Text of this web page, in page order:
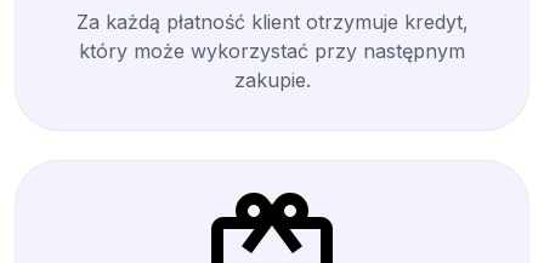
Za każdą płatność klient otrzymuje kredyt,
który może wykorzystać przy następnym
zakupie.